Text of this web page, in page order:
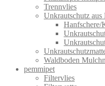
Trennvlies
Unkrautschutz aus
Hanfschere/
Waldboden
pemmipet
Filtervlies